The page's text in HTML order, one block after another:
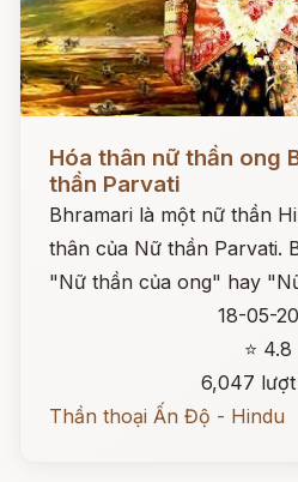
Hóa thân nữ thần ong
thần Parvati
Bhramari là một nữ thần
thân của Nữ thần Parvati.
"Nữ thần của ong" hay
18-05-
⭐ 4.8
6,047
Thần thoại Ấn Độ - Hindu